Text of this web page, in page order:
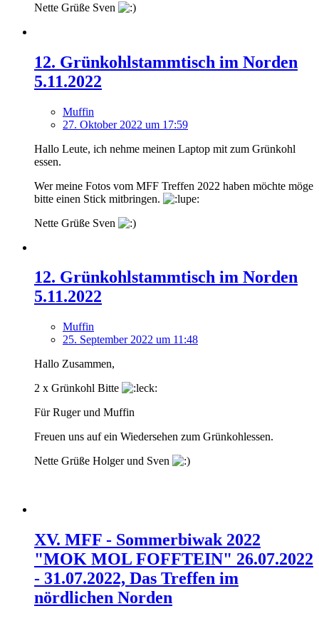
Nette Grüße Sven
12. Grünkohlstammtisch im Norden
5.11.2022
Muffin
27. Oktober 2022 um 17:59
Hallo Leute, ich nehme meinen Laptop mit zum Grünkohl
essen.
Wer meine Fotos vom MFF Treffen 2022 haben möchte möge
bitte einen Stick mitbringen.
Nette Grüße Sven
12. Grünkohlstammtisch im Norden
5.11.2022
Muffin
25. September 2022 um 11:48
Hallo Zusammen,
2 x Grünkohl Bitte
Für Ruger und Muffin
Freuen uns auf ein Wiedersehen zum Grünkohlessen.
Nette Grüße Holger und Sven
XV. MFF - Sommerbiwak 2022
"MOK MOL FOFFTEIN" 26.07.2022
- 31.07.2022, Das Treffen im
nördlichen Norden